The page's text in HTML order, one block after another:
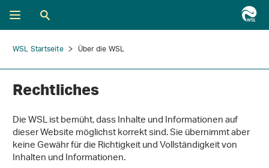
WSL Startseite Über die WSL
Rechtliches
Die WSL ist bemüht, dass Inhalte und Informationen auf
dieser Website möglichst korrekt sind. Sie übernimmt aber
keine Gewähr für die Richtigkeit und Vollständigkeit von
Inhalten und Informationen.